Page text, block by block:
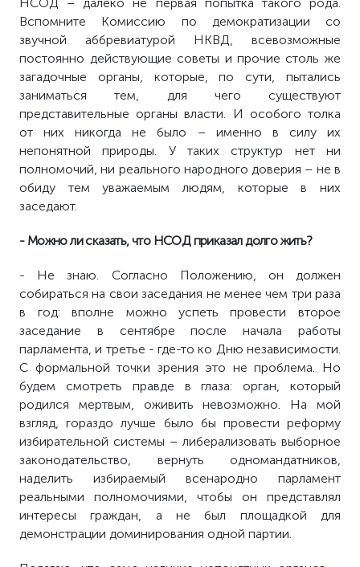
Вспомните Комиссию по демократизации со
звучной аббревиатурой НКВД, всевозможные
постоянно действующие советы и прочие столь же
загадочные органы, которые, по сути, пытались
заниматься тем, для чего существуют
представительные органы власти. И особого толка
от них никогда не было – именно в силу их
непонятной природы. У таких структур нет ни
полномочий, ни реального народного доверия – не в
обиду тем уважаемым людям, которые в них
заседают.
- Можно ли сказать, что НСОД приказал долго жить?
- Не знаю. Согласно Положению, он должен
собираться на свои заседания не менее чем три раза
в год: вполне можно успеть провести второе
заседание в сентябре после начала работы
парламента, и третье - где-то ко Дню независимости.
С формальной точки зрения это не проблема. Но
будем смотреть правде в глаза: орган, который
родился мертвым, оживить невозможно. На мой
взгляд, гораздо лучше было бы провести реформу
избирательной системы – либерализовать выборное
законодательство, вернуть одномандатников,
наделить избираемый всенародно парламент
реальными полномочиями, чтобы он представлял
интересы граждан, а не был площадкой для
демонстрации доминирования одной партии.